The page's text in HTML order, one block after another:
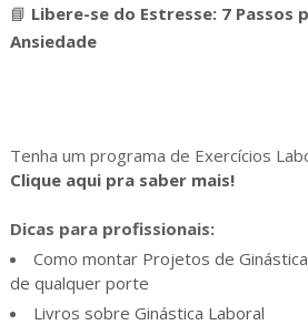
📘 Libere-se do Estresse: 7 Passos
Ansiedade
Tenha um programa de Exercícios
Clique aqui pra saber mais!
Dicas para profissionais:
Como montar Projetos de
de qualquer porte
Livros sobre Ginástica Laboral